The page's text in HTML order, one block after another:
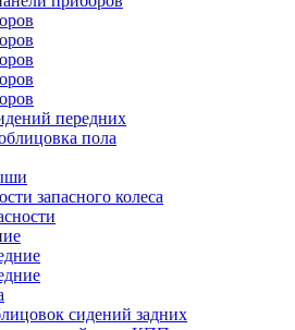
передних
пола
запасного колеса
сидений задних